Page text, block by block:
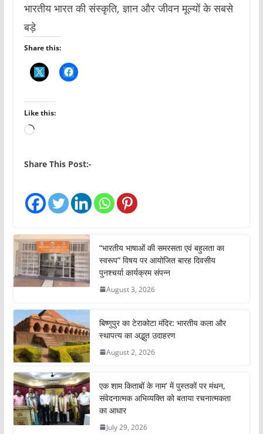
भारतीय भारत की संस्कृति, ज्ञान और जीवन मूल्यों के सबसे
बड़े
Share this:
Like this:
L
a
n
…
Share This Post:-
“भारतीय भाषाओं की समरसता एवं बहुलता का
स्वरूप” विषय पर आयोजित बारह दिवसीय
पुनश्चर्या कार्यक्रम संपन्न
August 3, 2026
बिष्णुपुर का टेराकोटा मंदिर: भारतीय कला और
स्थापत्य का अद्भुत उदाहरण
August 2, 2026
एक शाम किताबों के नाम’ में पुस्तकों पर मंथन,
संवेदनात्मक अभिव्यक्ति को बताया रचनात्मकता
का आधार
July 29, 2026